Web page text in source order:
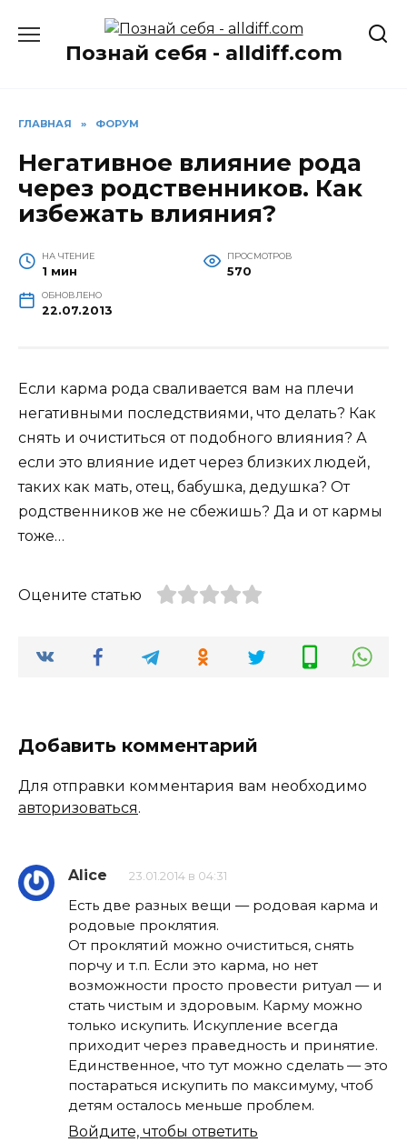
содержаниюПознай себя - alldiff.com
ГЛАВНАЯ » ФОРУМ
Негативное влияние рода
через родственников. Как
избежать влияния?
НА ЧТЕНИЕ
1 мин
ПРОСМОТРОВ
570
ОБНОВЛЕНО
22.07.2013
Если карма рода сваливается вам на плечи
негативными последствиями, что делать? Как
снять и очиститься от подобного влияния? А
если это влияние идет через близких людей,
таких как мать, отец, бабушка, дедушка? От
родственников же не сбежишь? Да и от кармы
тоже…
Оцените статью
Добавить комментарий
Для отправки комментария вам необходимо
авторизоваться.
Alice 23.01.2014 в 04:31
Есть две разных вещи — родовая карма и
родовые проклятия.
От проклятий можно очиститься, снять
порчу и т.п. Если это карма, но нет
возможности просто провести ритуал — и
стать чистым и здоровым. Карму можно
только искупить. Искупление всегда
приходит через праведность и принятие.
Единственное, что тут можно сделать — это
постараться искупить по максимуму, чтоб
детям осталось меньше проблем.
Войдите, чтобы ответить